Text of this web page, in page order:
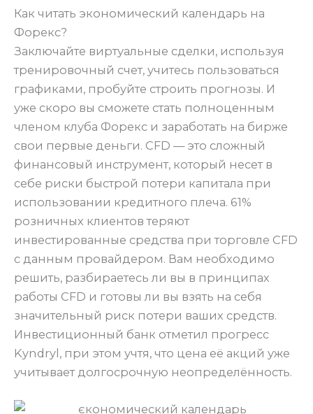
Как читать экономический календарь на
Форекс?
Заключайте виртуальные сделки, используя
тренировочный счет, учитесь пользоваться
графиками, пробуйте строить прогнозы. И
уже скоро вы сможете стать полноценным
членом клуба Форекс и заработать на бирже
свои первые деньги. CFD — это сложный
финансовый инструмент, который несет в
себе риски быстрой потери капитала при
использовании кредитного плеча. 61%
розничных клиентов теряют
инвестированные средства при торговле CFD
с данным провайдером. Вам необходимо
решить, разбираетесь ли вы в принципах
работы CFD и готовы ли вы взять на себя
значительный риск потери ваших средств.
Инвестиционный банк отметил прогресс
Kyndryl, при этом учтя, что цена её акций уже
учитывает долгосрочную неопределённость.